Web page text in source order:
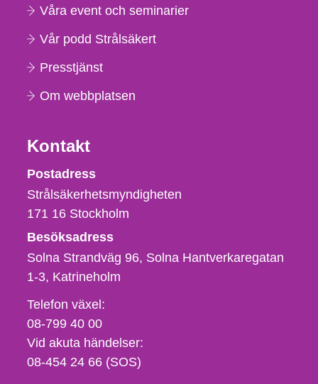
Våra event och seminarier
Vår podd Strålsäkert
Presstjänst
Om webbplatsen
Kontakt
Strålsäkerhetsmyndigheten
Postadress
Strålsäkerhetsmyndigheten
171 16 Stockholm
Besöksadress
Solna Strandväg 96, Solna Hantverkaregatan
1-3 Katrineholm
Telefon,
fax
och
e-
Telefon växel:
08-799 40 00
Vid akuta händelser:
08-454 24 66 (SOS)